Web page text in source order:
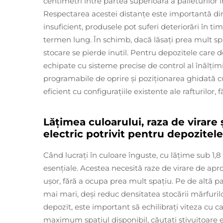
Respectarea acestei distanțe este importantă
insuficient, produsele pot suferi deteriorări în
termen lung. În schimb, dacă lăsați prea mult
stocare se pierde inutil. Pentru depozitele care
echipate cu sisteme precise de control al
programabile de oprire și poziționarea ghidată
eficient cu configurațiile existente ale rafturilor,
Lățimea culoarului, raza de
electric potrivit pentru
Când lucrați în culoare înguste, cu lățime sub
esențiale. Acestea necesită raze de virare de
ușor, fără a ocupa prea mult spațiu. Pe de altă
mai mari, deși reduc densitatea stocării
depozit, este important să echilibrați viteza cu
maximum spațiul disponibil, căutați stivuitoare